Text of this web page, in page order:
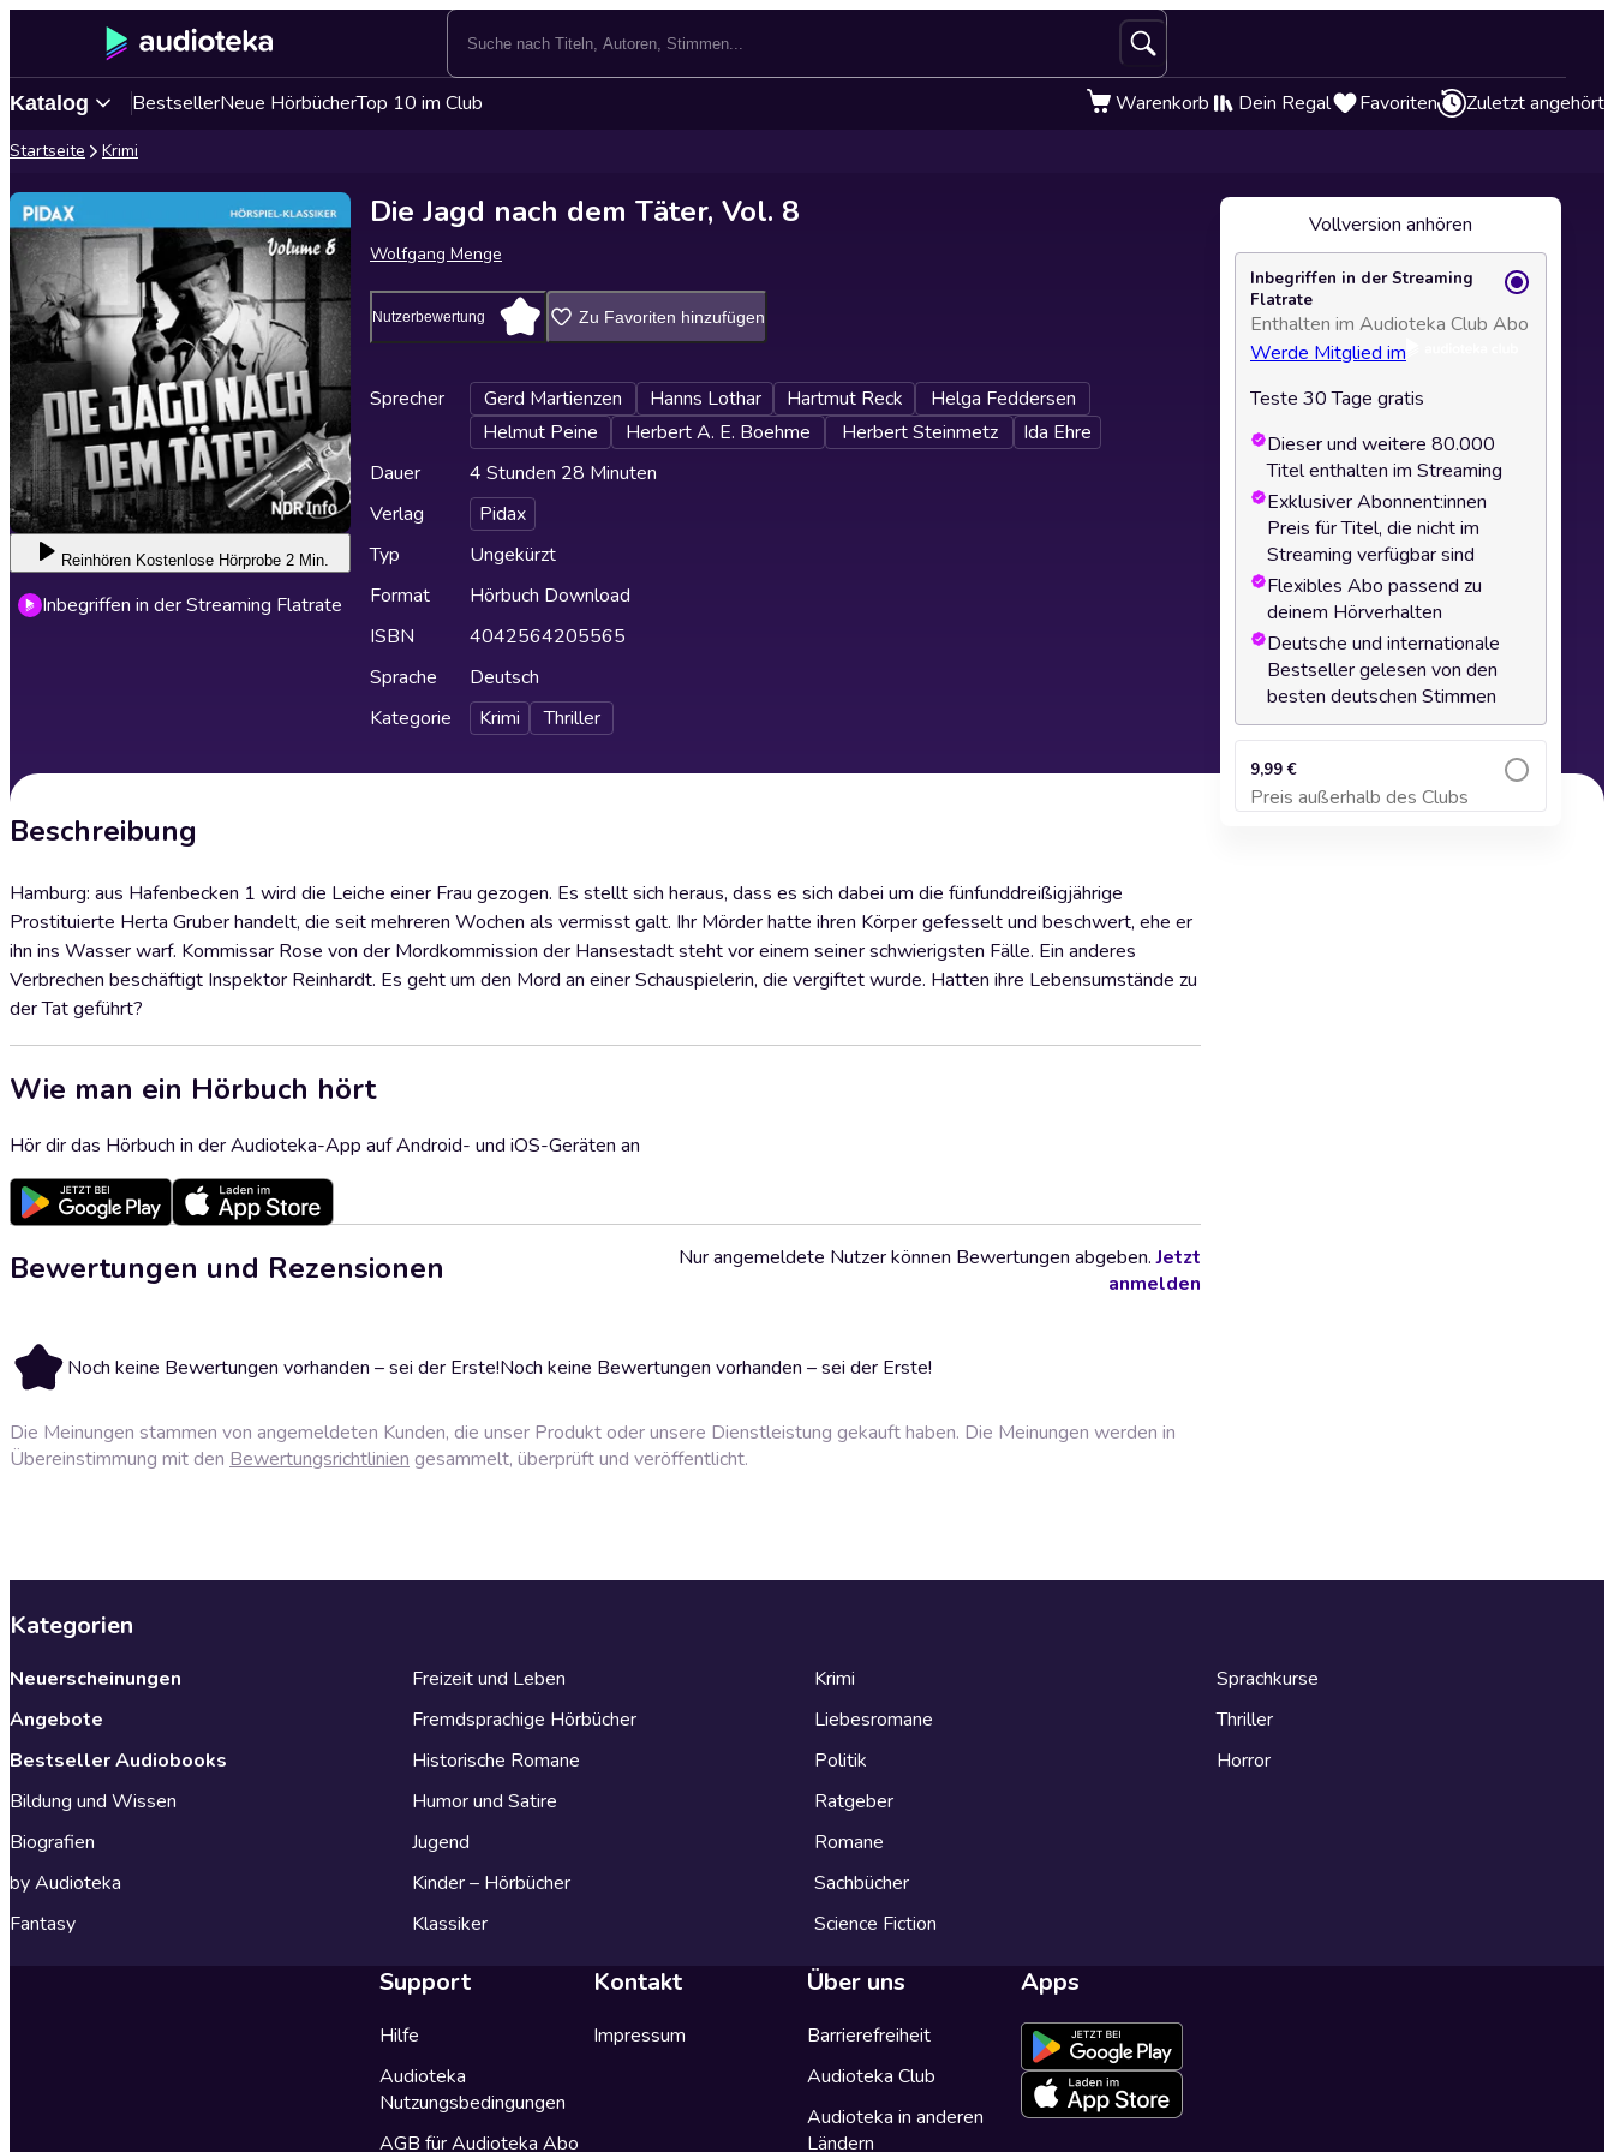
Katalog BestsellerNeue HörbücherTop 10 im Club Warenkorb Dein Regal Favoriten Zuletzt angehört
Startseite Krimi
Reinhören Kostenlose Hörprobe 2 Min.
Inbegriffen in der Streaming Flatrate
Die Jagd nach dem Täter, Vol. 8
Wolfgang Menge
Nutzerbewertung Zu Favoriten hinzufügen
Sprecher Gerd Martienzen Hanns Lothar Hartmut Reck
Helga Feddersen
Helmut Peine
Herbert A. E. Boehme Herbert Steinmetz
Ida Ehre
Dauer
4 Stunden 28 Minuten
Verlag
Pidax
Typ
Ungekürzt
Format
Hörbuch Download
ISBN
4042564205565
Sprache
Deutsch
Kategorie
Krimi Thriller
Beschreibung
Hamburg: aus Hafenbecken 1 wird die Leiche einer Frau gezogen. Es stellt sich heraus, dass es sich dabei um die fünfunddreißigjährige
Prostituierte Herta Gruber handelt, die seit mehreren Wochen als vermisst galt. Ihr Mörder hatte ihren Körper gefesselt und beschwert, ehe er
ihn ins Wasser warf. Kommissar Rose von der Mordkommission der Hansestadt steht vor einem seiner schwierigsten Fälle. Ein anderes
Verbrechen beschäftigt Inspektor Reinhardt. Es geht um den Mord an einer Schauspielerin, die vergiftet wurde. Hatten ihre Lebensumstände zu
der Tat geführt?
Wie man ein Hörbuch hört
Hör dir das Hörbuch in der Audioteka-App auf Android- und iOS-Geräten an
Bewertungen und Rezensionen
Noch keine Bewertungen vorhanden – sei der Erste!Noch keine Bewertungen vorhanden – sei der Erste!
Nur angemeldete Nutzer können Bewertungen abgeben.Jetzt
anmelden
Die Meinungen stammen von angemeldeten Kunden, die unser Produkt oder unsere Dienstleistung gekauft haben. Die Meinungen werden in
Übereinstimmung mit den Bewertungsrichtlinien gesammelt, überprüft und veröffentlicht.
Vollversion anhören
Inbegriffen in der Streaming
Flatrate
Enthalten im Audioteka Club Abo
Werde Mitglied im
Teste 30 Tage gratis
Dieser und weitere 80.000
Titel enthalten im Streaming
Exklusiver Abonnent:innen
Preis für Titel, die nicht im
Streaming verfügbar sind
Flexibles Abo passend zu
deinem Hörverhalten
Deutsche und internationale
Bestseller gelesen von den
besten deutschen Stimmen
9,99 €
Preis außerhalb des Clubs
Zum Warenkorb hinzufügen
Kategorien
Neuerscheinungen
Angebote
Bestseller Audiobooks
Bildung und Wissen
Biografien
by Audioteka
Fantasy
Freizeit und Leben
Fremdsprachige Hörbücher
Historische Romane
Humor und Satire
Jugend
Kinder – Hörbücher
Klassiker
Krimi
Liebesromane
Politik
Ratgeber
Romane
Sachbücher
Science Fiction
Sprachkurse
Thriller
Horror
Support
Hilfe
Audioteka
Nutzungsbedingungen
AGB für Audioteka Abo
Kontakt
Impressum
Über uns
Barrierefreiheit
Audioteka Club
Audioteka in anderen
Ländern
Apps